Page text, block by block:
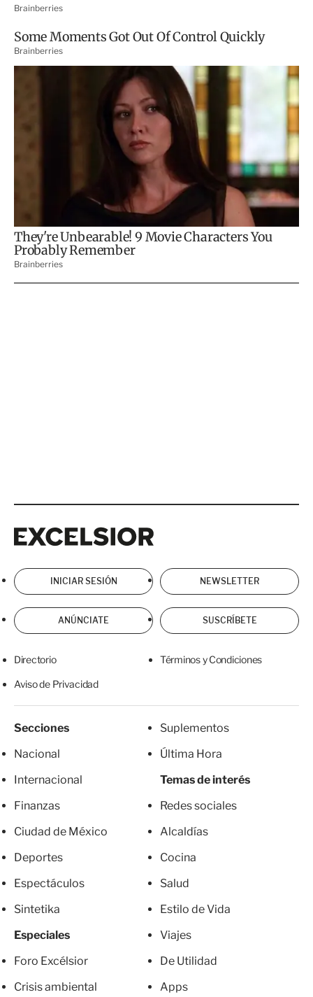
INICIAR SESIÓN NEWSLETTER
ANÚNCIATE SUSCRÍBETE
Directorio Términos y Condiciones
Aviso de Privacidad
Secciones
Nacional
Internacional
Finanzas
Ciudad de México
Deportes
Espectáculos
Sintetika
Especiales
Foro Excélsior
Crisis ambiental
Suplementos
Última Hora
Temas de interés
Redes sociales
Alcaldías
Cocina
Salud
Estilo de Vida
Viajes
De Utilidad
Apps